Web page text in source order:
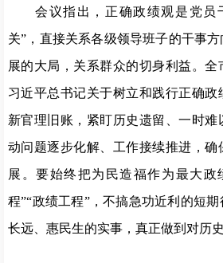
会议指出，正确政绩观是党员
关”，直接关系各级领导班子的干事
展的大局，关系群众的切身利益。
习近平总书记关于树立和践行正确
新官理旧账，紧盯历史遗留、一时难
动问题逐步化解、工作接续推进，确
展。要始终把为民造福作为最大政
程”“政绩工程”，不搞急功近利的短
长远、惠民生的实事，真正做到对历